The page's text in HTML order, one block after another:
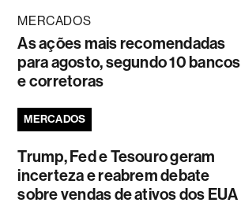
MERCADOS
As ações mais recomendadas
para agosto, segundo 10 bancos
e corretoras
MERCADOS
Trump, Fed e Tesouro geram
incerteza e reabrem debate
sobre vendas de ativos dos EUA